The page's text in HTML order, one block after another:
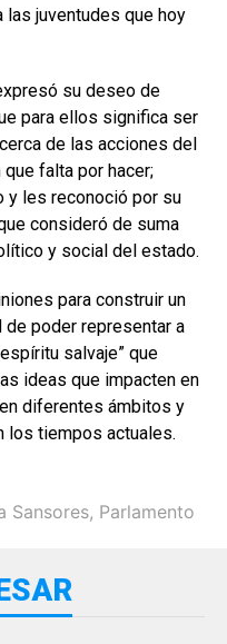
las juventudes que hoy
su deseo de
para ellos significa ser
de las acciones del
falta por hacer;
y les reconoció por su
consideró de suma
y social del estado.
para construir un
de poder representar a
salvaje” que
ideas que impacten en
diferentes ámbitos y
los tiempos actuales.
Sansores, Parlamento